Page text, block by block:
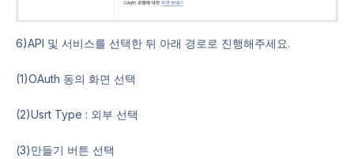
6)API 및 서비스를 선택한 뒤 아래 경로로 진행해주세요.
(1)OAuth 동의 화면 선택
(2)Usrt Type : 외부 선택
(3)만들기 버튼 선택